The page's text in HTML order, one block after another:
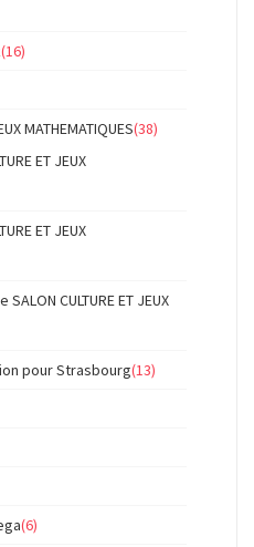
(16)
MATHEMATIQUES(38)
ET JEUX
ET JEUX
CULTURE ET JEUX
pour Strasbourg(13)
(6)